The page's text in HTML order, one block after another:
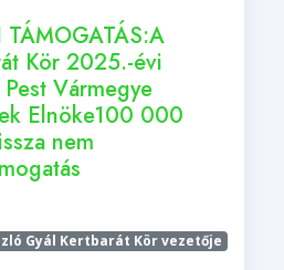
TÁMOGATÁS:A
Kör 2025.-évi
Vármegye
Elnöke100 000
nem
Gyál Kertbarát Kör vezetője